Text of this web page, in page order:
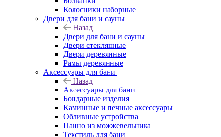
Колосники наборные
Двери для бани и сауны
Назад
Двери для бани и сауны
Двери стеклянные
Двери деревянные
Рамы деревянные
Аксессуары для бани
Назад
Аксессуары для бани
Бондарные изделия
Каминные и печные аксессуары
Обливные устройства
Панно из можжевельника
Текстиль для бани